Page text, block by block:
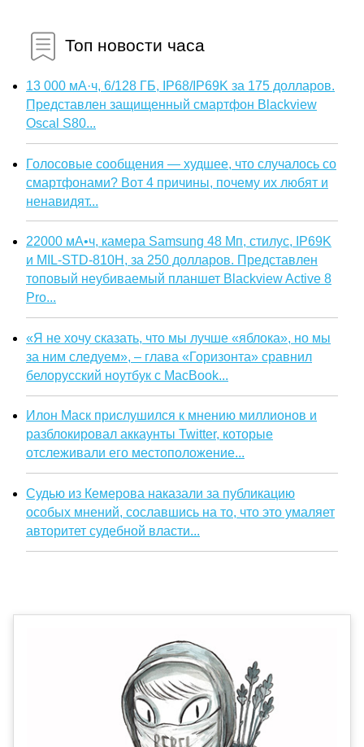
Топ новости часа
13 000 мА·ч, 6/128 ГБ, IP68/IP69K за 175 долларов.
Представлен защищенный смартфон Blackview
Oscal S80...
Голосовые сообщения — худшее, что случалось со
смартфонами? Вот 4 причины, почему их любят и
ненавидят...
22000 мА•ч, камера Samsung 48 Мп, стилус, IP69K
и MIL-STD-810H, за 250 долларов. Представлен
топовый неубиваемый планшет Blackview Active 8
Pro...
«Я не хочу сказать, что мы лучше «яблока», но мы
за ним следуем», – глава «Горизонта» сравнил
белорусский ноутбук с MacBook...
Илон Маск прислушился к мнению миллионов и
разблокировал аккаунты Twitter, которые
отслеживали его местоположение...
Судью из Кемерова наказали за публикацию
особых мнений, сославшись на то, что это умаляет
авторитет судебной власти...